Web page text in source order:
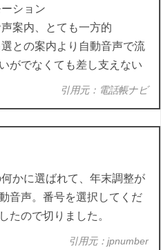
ション
案内、とても一方的
との案内より自動音声で流
がでなくても差し支えない
引用元：電話帳ナビ
かに選ばれて、年末調整が
音声。番号を選択してくだ
たので切りました。
引用元：jpnumber